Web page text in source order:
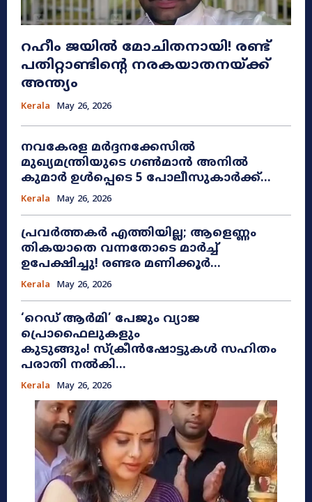
റഹീം ജയിൽ മോചിതനായി! രണ്ട്
പതിറ്റാണ്ടിന്റെ നരകയാതനയ്ക്ക്
അന്ത്യം
Kerala May 26, 2026
നവകേരള മർദ്ദനക്കേസിൽ
മുഖ്യമന്ത്രിയുടെ ഗൺമാൻ അനിൽ
കുമാർ ഉൾപ്പെടെ 5 പോലീസുകാർക്ക്...
Kerala May 26, 2026
പ്രവർത്തകർ എത്തിയില്ല; ആളെണ്ണം
തികയാതെ വന്നതോടെ മാർച്ച്
ഉപേക്ഷിച്ചു! രണ്ടര മണിക്കൂർ...
Kerala May 26, 2026
​‘റെഡ് ആർമി’ പേജും വ്യാജ
പ്രൊഫൈലുകളും
കുടുങ്ങും! സ്ക്രീൻഷോട്ടുകൾ സഹിതം
പരാതി നൽകി...
Kerala May 26, 2026